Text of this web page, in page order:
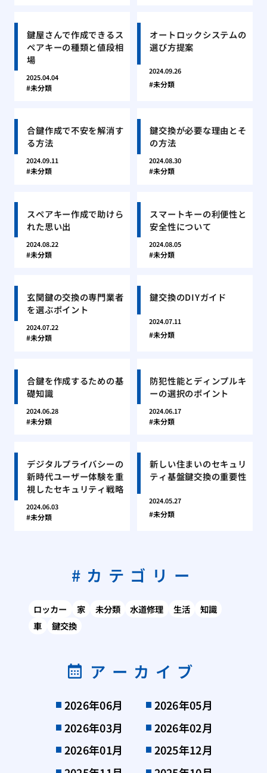
鍵屋さんで作成できるス
ペアキーの種類と値段相
場
2025.04.04
未分類
オートロックシステムの
選び方提案
2024.09.26
未分類
合鍵作成で不安を解消す
る方法
2024.09.11
未分類
鍵交換が必要な理由とそ
の方法
2024.08.30
未分類
スペアキー作成で助けら
れた思い出
2024.08.22
未分類
スマートキーの利便性と
安全性について
2024.08.05
未分類
玄関鍵の交換の専門業者
を選ぶポイント
2024.07.22
未分類
鍵交換のDIYガイド
2024.07.11
未分類
合鍵を作成するための基
礎知識
2024.06.28
未分類
防犯性能とディンプルキ
ーの選択のポイント
2024.06.17
未分類
デジタルプライバシーの
新時代ユーザー体験を重
視したセキュリティ戦略
2024.06.03
未分類
新しい住まいのセキュリ
ティ基盤鍵交換の重要性
2024.05.27
未分類
カテゴリー
ロッカー 家 未分類 水道修理 生活
知識
車
鍵交換
アーカイブ
2026年06月
2026年05月
2026年03月
2026年02月
2026年01月
2025年12月